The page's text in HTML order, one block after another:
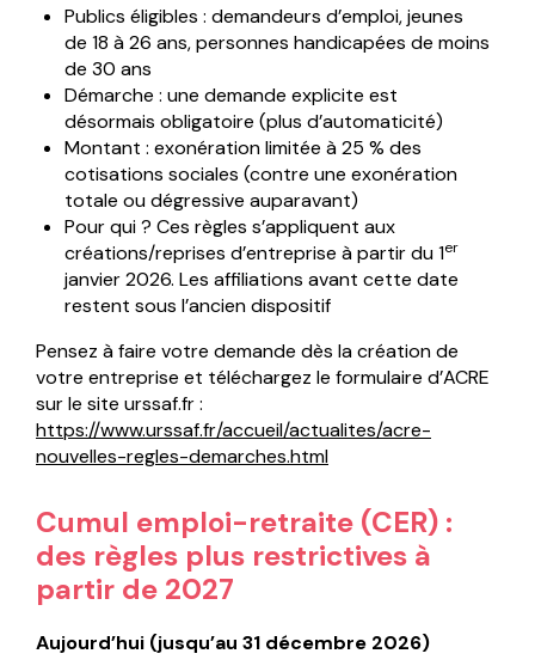
Publics éligibles : demandeurs d’emploi, jeunes
de 18 à 26 ans, personnes handicapées de moins
de 30 ans
Démarche : une demande explicite est
désormais obligatoire (plus d’automaticité)
Montant : exonération limitée à 25 % des
cotisations sociales (contre une exonération
totale ou dégressive auparavant)
Pour qui ? Ces règles s’appliquent aux
créations/reprises d’entreprise à partir du 1er
janvier 2026. Les affiliations avant cette date
restent sous l’ancien dispositif
Pensez à faire votre demande dès la création de
votre entreprise et téléchargez le formulaire d’ACRE
sur le site urssaf.fr :
https://www.urssaf.fr/accueil/actualites/acre-
nouvelles-regles-demarches.html
Cumul emploi-retraite (CER) :
des règles plus restrictives à
partir de 2027
Aujourd’hui (jusqu’au 31 décembre 2026)